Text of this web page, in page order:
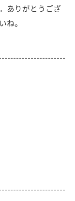
ありがとうござ
ね。